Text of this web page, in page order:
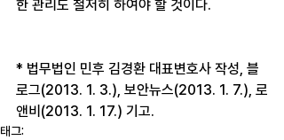
한 관리도 철저히 하여야 할 것이다.
* 법무법인 민후 김경환 대표변호사 작성, 블
로그(2013. 1. 3.), 보안뉴스(2013. 1. 7.), 로
앤비(2013. 1. 17.) 기고.
태그: